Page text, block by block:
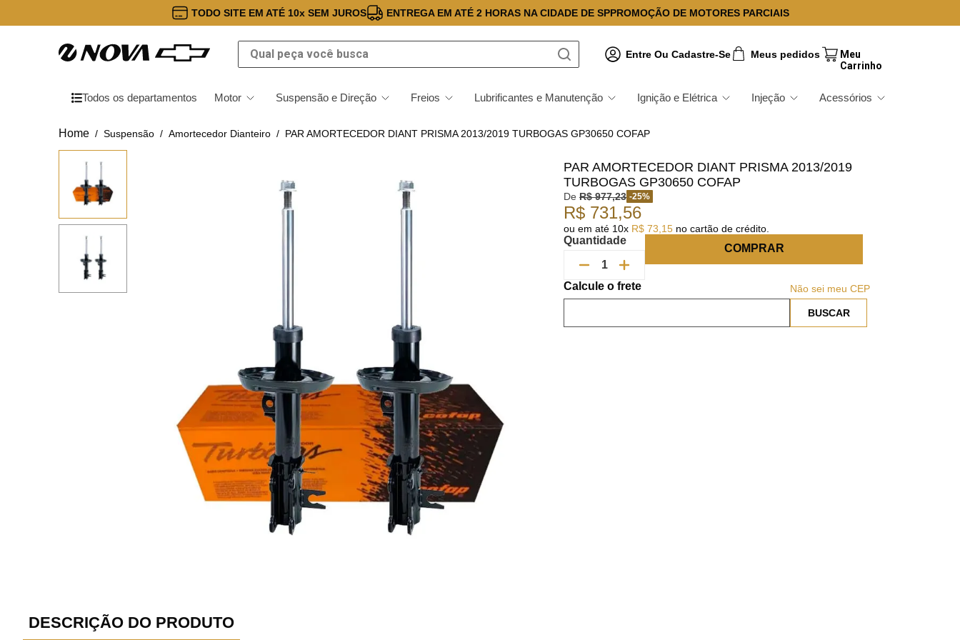
TODO SITE EM ATÉ 10x SEM JUROS ENTREGA EM ATÉ 2 HORAS NA CIDADE DE SPPROMOÇÃO DE MOTORES PARCIAIS
Qual peça você busca
Entre Ou Cadastre-Se Meus pedidos
Todos os departamentos Motor Suspensão e Direção Freios Lubrificantes e Manutenção Ignição e Elétrica Injeção Acessórios
Suspensão Amortecedor Dianteiro PAR AMORTECEDOR DIANT PRISMA 2013/2019 TURBOGAS GP30650 COFAP
PAR AMORTECEDOR DIANT PRISMA 2013/2019
TURBOGAS GP30650 COFAP
De R$ 977,23 -25%
R$ 731,56
ou em até 10x R$ 73 15 no cartão de crédito.
Quantidade
COMPRAR
Não sei meu CEP
DESCRIÇÃO DO PRODUTO